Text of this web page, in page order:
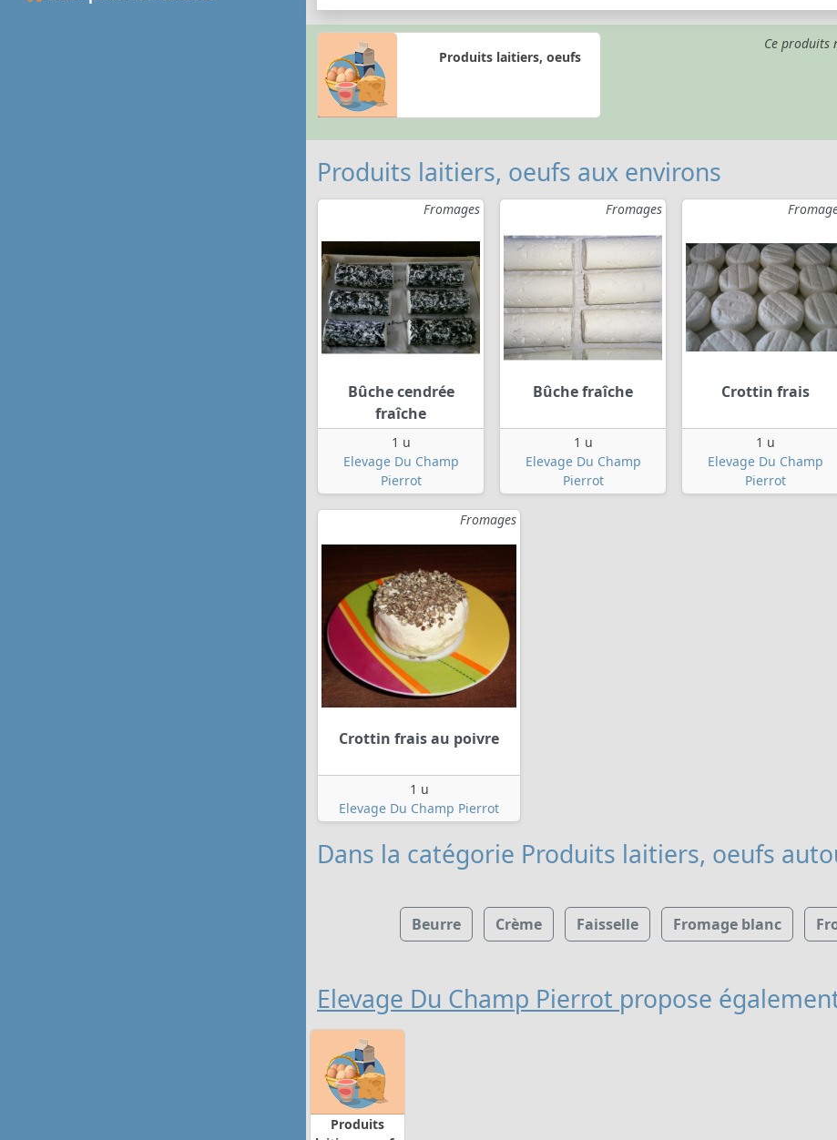
Produits laitiers, oeufs
Ce produits
Produits laitiers, oeufs aux environs
Fromages
Bûche cendrée
fraîche
1 u
Elevage Du Champ
Pierrot
Fromages
Bûche fraîche
1 u
Elevage Du Champ
Pierrot
Crottin frais
1 u
Elevage Du Champ
Pierrot
Fromages
Crottin frais au poivre
1 u
Elevage Du Champ Pierrot
Dans la catégorie Produits laitiers, oeufs
Beurre Crème Faisselle Fromage blanc
Elevage Du Champ Pierrot propose
Produits